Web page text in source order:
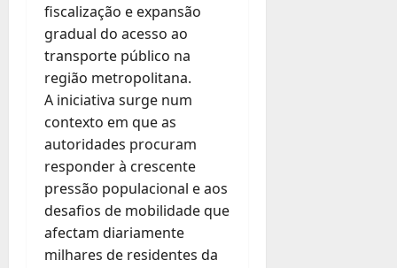
fiscalização e expansão
gradual do acesso ao
transporte público na
região metropolitana.
A iniciativa surge num
contexto em que as
autoridades procuram
responder à crescente
pressão populacional e aos
desafios de mobilidade que
afectam diariamente
milhares de residentes da